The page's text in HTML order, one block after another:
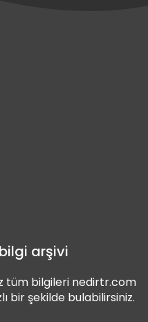
arşivi
tüm bilgileri nedirtr.com
bir şekilde bulabilirsiniz.